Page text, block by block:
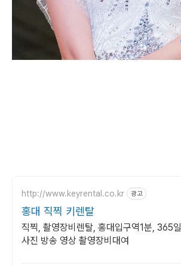
http://www.keyrental.co.kr 광고
홍대 직찍 키렌탈
직찍, 촬영장비렌탈, 홍대입구역1분, 365일
사진 방송 영상 촬영장비대여